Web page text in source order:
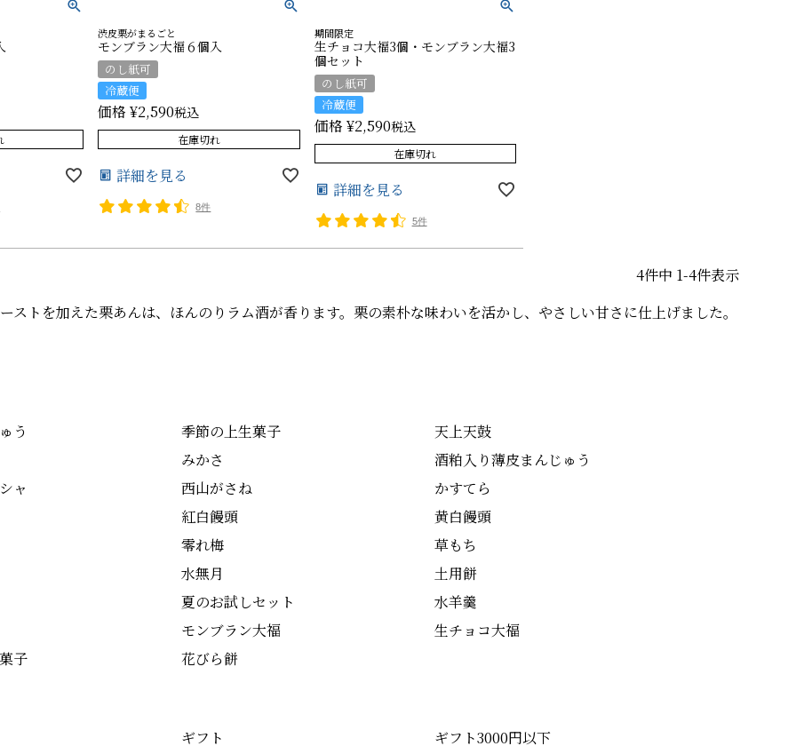
渋皮栗がまるごと
モンブラン大福６個入
のし紙可
冷蔵便
価格 ¥2,590税込
在庫切れ
詳細を見る
8件
期間限定
生チョコ大福3個・モンブラン大福3
個セット
のし紙可
冷蔵便
価格 ¥2,590税込
在庫切れ
詳細を見る
5件
4件中 1-4件表示
トを加えた栗あんは、ほんのりラム酒が香ります。栗の素朴な味わいを活かし、やさしい甘さに仕上げました。
う 季節の上生菓子
天上天鼓
みかさ
酒粕入り薄皮まんじゅう
ャ
西山がさね
かすてら
紅白饅頭
黄白饅頭
零れ梅
草もち
水無月
土用餅
夏のお試しセット
水羊羹
モンブラン大福
生チョコ大福
子
花びら餅
ギフト
ギフト3000円以下